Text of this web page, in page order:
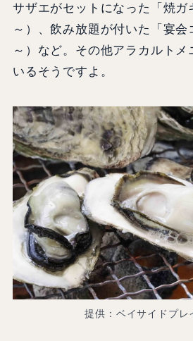
サザエがセットになった「焼ガ
～）、飲み放題が付いた「宴会
～）など。その他アラカルトメ
いるそうですよ。
提供：ベイサイドプレ